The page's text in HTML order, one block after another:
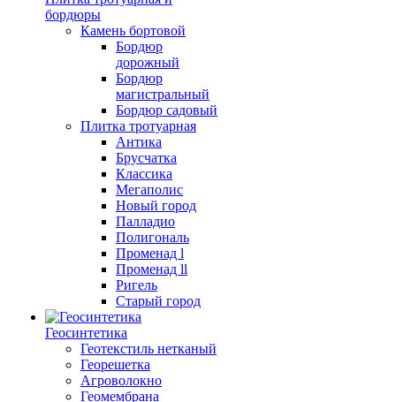
бордюры
Камень бортовой
Бордюр
дорожный
Бордюр
магистральный
Бордюр садовый
Плитка тротуарная
Антика
Брусчатка
Классика
Мегаполис
Новый город
Палладио
Полигональ
Променад l
Променад ll
Ригель
Старый город
Геосинтетика
Геотекстиль нетканый
Георешетка
Агроволокно
Геомембрана